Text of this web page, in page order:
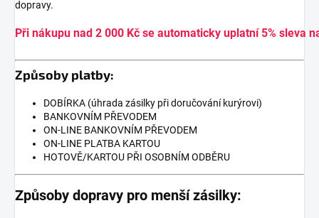
dopravy.
Při nákupu nad 2 000 Kč se automaticky uplatní 5% sleva
Způsoby platby:
DOBÍRKA (úhrada zásilky při doručování kurýrovi)
BANKOVNÍM PŘEVODEM
ON-LINE BANKOVNÍM PŘEVODEM
ON-LINE PLATBA KARTOU
HOTOVĚ/KARTOU PŘI OSOBNÍM ODBĚRU
Způsoby dopravy pro menší zásilky: